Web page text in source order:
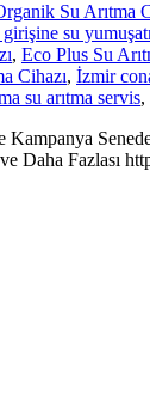
Su Arıtma
su
, Eco Plus Su
Cihazı, İzmir
su arıtma servis,
Senede Bir
Daha Fazlası